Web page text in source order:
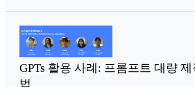
GPTs 활용 사례: 프롬프트 대량
법